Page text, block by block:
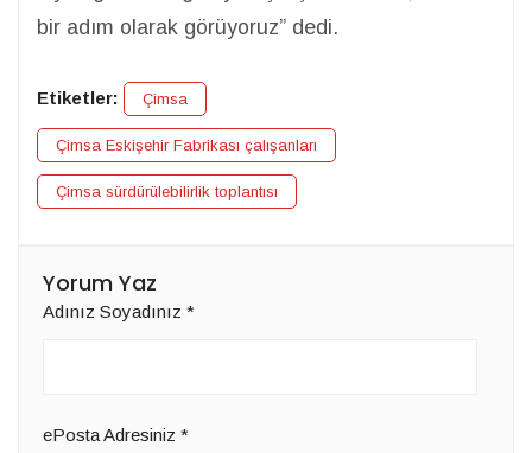
bir adım olarak görüyoruz” dedi.
Etiketler: Çimsa
Çimsa Eskişehir Fabrikası çalışanları
Çimsa sürdürülebilirlik toplantısı
Yorum Yaz
Adınız Soyadınız *
ePosta Adresiniz *